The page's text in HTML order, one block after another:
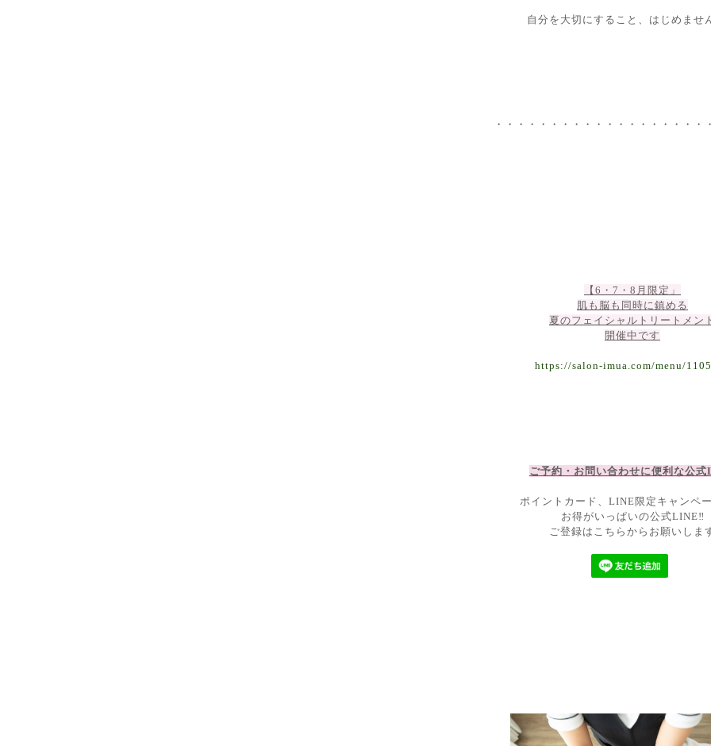
自分を大切にすること、はじめませ
・・・・・・・・・・・・・・・・・・・
【6・7・8月限定」
肌も脳も同時に鎮める
夏のフェイシャルトリートメン
開催中です
https://salon-imua.com/menu/
ご予約・お問い合わせに便利な公式
ポイントカード、LINE限定キャンペ
お得がいっぱいの公式LINE‼
ご登録はこちらからお願いしま